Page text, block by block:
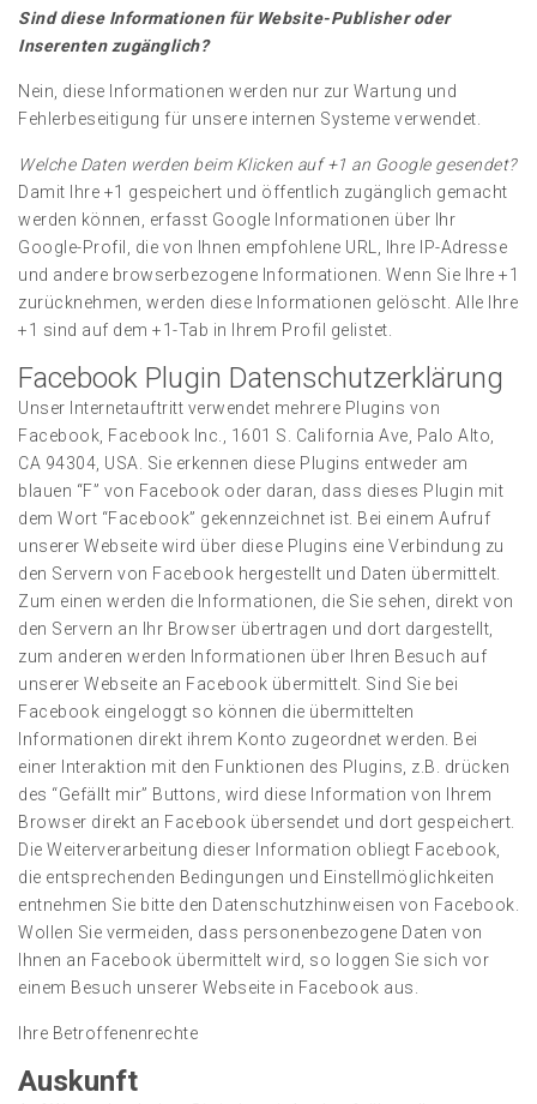
Sind diese Informationen für Website-Publisher oder
Inserenten zugänglich?
Nein, diese Informationen werden nur zur Wartung und
Fehlerbeseitigung für unsere internen Systeme verwendet.
Welche Daten werden beim Klicken auf +1 an Google gesendet?
Damit Ihre +1 gespeichert und öffentlich zugänglich gemacht
werden können, erfasst Google Informationen über Ihr
Google-Profil, die von Ihnen empfohlene URL, Ihre IP-Adresse
und andere browserbezogene Informationen. Wenn Sie Ihre +1
zurücknehmen, werden diese Informationen gelöscht. Alle Ihre
+1 sind auf dem +1-Tab in Ihrem Profil gelistet.
Facebook Plugin Datenschutzerklärung
Unser Internetauftritt verwendet mehrere Plugins von
Facebook, Facebook Inc., 1601 S. California Ave, Palo Alto,
CA 94304, USA. Sie erkennen diese Plugins entweder am
blauen “F” von Facebook oder daran, dass dieses Plugin mit
dem Wort “Facebook” gekennzeichnet ist. Bei einem Aufruf
unserer Webseite wird über diese Plugins eine Verbindung zu
den Servern von Facebook hergestellt und Daten übermittelt.
Zum einen werden die Informationen, die Sie sehen, direkt von
den Servern an Ihr Browser übertragen und dort dargestellt,
zum anderen werden Informationen über Ihren Besuch auf
unserer Webseite an Facebook übermittelt. Sind Sie bei
Facebook eingeloggt so können die übermittelten
Informationen direkt ihrem Konto zugeordnet werden. Bei
einer Interaktion mit den Funktionen des Plugins, z.B. drücken
des “Gefällt mir” Buttons, wird diese Information von Ihrem
Browser direkt an Facebook übersendet und dort gespeichert.
Die Weiterverarbeitung dieser Information obliegt Facebook,
die entsprechenden Bedingungen und Einstellmöglichkeiten
entnehmen Sie bitte den Datenschutzhinweisen von Facebook.
Wollen Sie vermeiden, dass personenbezogene Daten von
Ihnen an Facebook übermittelt wird, so loggen Sie sich vor
einem Besuch unserer Webseite in Facebook aus.
Ihre Betroffenenrechte
Auskunft